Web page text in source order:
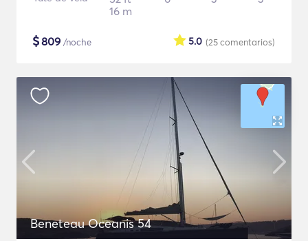
16 m
$809 /noche (25comentarios)
5.0
Beneteau Oceanis 54